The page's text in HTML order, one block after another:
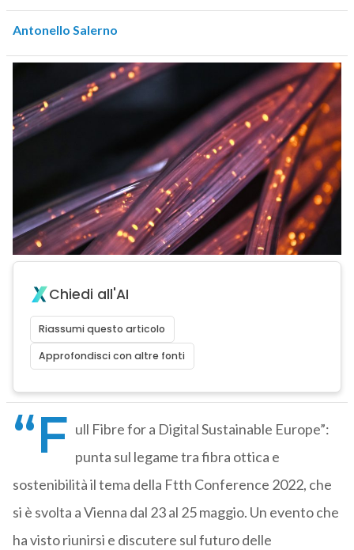
Antonello Salerno
Chiedi all'AI
Riassumi questo articolo
Approfondisci con altre fonti
“F ull Fibre for a Digital Sustainable Europe”:
punta sul legame tra fibra ottica e
sostenibilità il tema della Ftth Conference 2022, che
si è svolta a Vienna dal 23 al 25 maggio. Un evento che
ha visto riunirsi e discutere sul futuro delle